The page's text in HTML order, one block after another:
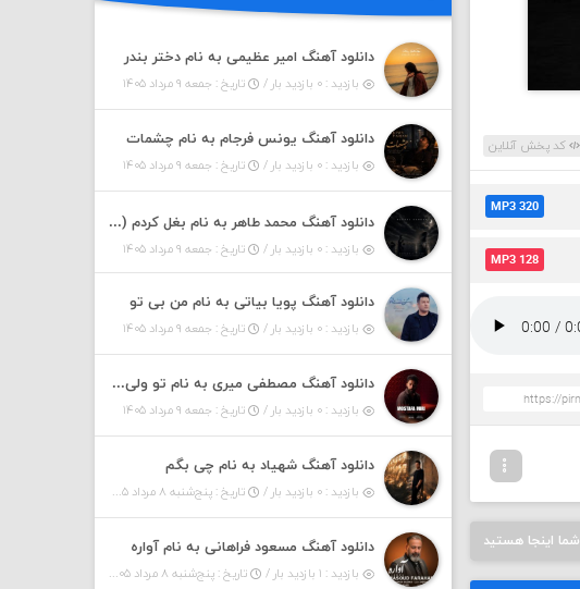
کد پخش آنلاین
MP3 320
MP3 128
شما اینجا هستید
دانلود آهنگ امیر عظیمی به نام دختر بندر
بازدید : ۰ بازدید بار / تاریخ : جمعه ۹ مرداد ۱۴۰۵
دانلود آهنگ یونس فرجام به نام چشمات
بازدید : ۰ بازدید بار / تاریخ : جمعه ۹ مرداد ۱۴۰۵
دانلود آهنگ محمد طاهر به نام بغل کردم (ورژن جدید)
بازدید : ۰ بازدید بار / تاریخ : جمعه ۹ مرداد ۱۴۰۵
دانلود آهنگ پویا بیاتی به نام من بی تو
بازدید : ۰ بازدید بار / تاریخ : جمعه ۹ مرداد ۱۴۰۵
دانلود آهنگ مصطفی میری به نام تو ولی باور نکن
بازدید : ۰ بازدید بار / تاریخ : جمعه ۹ مرداد ۱۴۰۵
دانلود آهنگ شهیاد به نام چی بگم
بازدید : ۰ بازدید بار / تاریخ : پنج‌شنبه ۸ مرداد ۱۴۰۵
دانلود آهنگ مسعود فراهانی به نام آواره
بازدید : ۱ بازدید بار / تاریخ : پنج‌شنبه ۸ مرداد ۱۴۰۵